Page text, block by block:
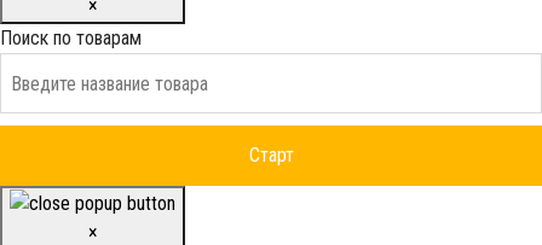
×
Поиск по товарам
×